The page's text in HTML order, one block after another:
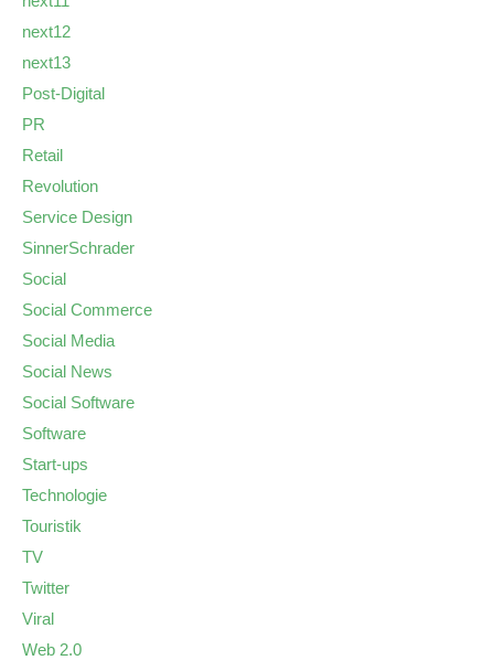
next12
next13
Post-Digital
PR
Retail
Revolution
Service Design
SinnerSchrader
Social
Social Commerce
Social Media
Social News
Social Software
Software
Start-ups
Technologie
Touristik
TV
Twitter
Viral
Web 2.0